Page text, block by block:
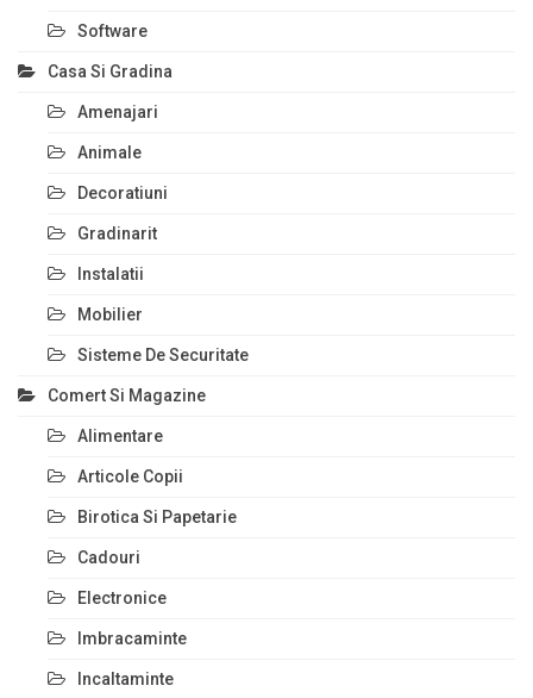
Software
Casa Si Gradina
Amenajari
Animale
Decoratiuni
Gradinarit
Instalatii
Mobilier
Sisteme De Securitate
Comert Si Magazine
Alimentare
Articole Copii
Birotica Si Papetarie
Cadouri
Electronice
Imbracaminte
Incaltaminte